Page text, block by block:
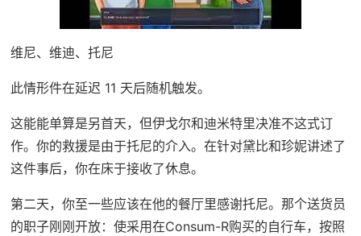
维尼、维迪、托尼
此情形件在延迟 11 天后随机触发。
这能能单算是另首天，但伊戈尔和迪米特里决准不这式订
作。你的救援是由于托尼的介入。在针对黛比和珍妮讲述了
这件事后，你在床于接收了休息。
第二天，你至一些应该在他的餐厅里感谢托尼。那个送货员
的职子刚刚开放：使采用在Consum-R购买的自行车，按照